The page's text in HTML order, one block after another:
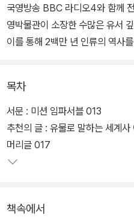
국영방송 BBC 라디오4와 함께
영박물관이 소장한 수많은 유서
이를 통해 2백만 년 인류의 역사
이를 위해 대영박물관의 전문 큐
로젝트에 매달렸고, 2010년 1월
계에 방송된 이 프로그램은 무려
여 들을 만큼 커다란 반향을 불러
로젝트 덕분에 가장 혁신적인 박
이제 이 화제의 프로젝트를 대영
목차
서문 : 미션 임파서블 013
추천의 글 : 유물로 말하는 세계
머리글 017
책속에서